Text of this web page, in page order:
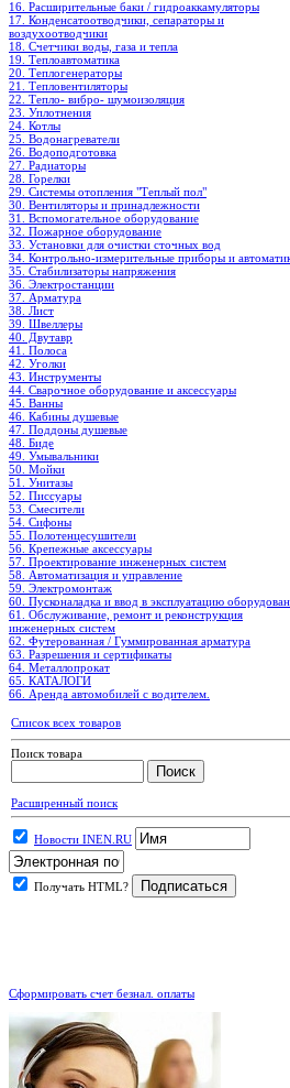
16. Расширительные баки / гидроаккамуляторы
17. Конденсатоотводчики, сепараторы и
воздухоотводчики
18. Счетчики воды, газа и тепла
19. Теплоавтоматика
20. Теплогенераторы
21. Тепловентиляторы
22. Тепло- вибро- шумоизоляция
23. Уплотнения
24. Котлы
25. Водонагреватели
26. Водоподготовка
27. Радиаторы
28. Горелки
29. Системы отопления "Теплый пол"
30. Вентиляторы и принадлежности
31. Вспомогательное оборудование
32. Пожарное оборудование
33. Установки для очистки сточных вод
34. Контрольно-измерительные приборы и
35. Стабилизаторы напряжения
36. Электростанции
37. Арматура
38. Лист
39. Швеллеры
40. Двутавр
41. Полоса
42. Уголки
43. Инструменты
44. Сварочное оборудование и аксессуары
45. Ванны
46. Кабины душевые
47. Поддоны душевые
48. Биде
49. Умывальники
50. Мойки
51. Унитазы
52. Писсуары
53. Смесители
54. Сифоны
55. Полотенцесушители
56. Крепежные аксессуары
57. Проектирование инженерных систем
58. Автоматизация и управление
59. Электромонтаж
60. Пусконаладка и ввод в эксплуатацию
61. Обслуживание, ремонт и реконструкция
инженерных систем
62. Футерованная / Гуммированная арматура
63. Разрешения и сертификаты
64. Металлопрокат
65. КАТАЛОГИ
66. Аренда автомобилей с водителем.
Список всех товаров
Поиск товара
Расширенный поиск
Новости INEN.RU
Получать HTML?
Сформировать счет безнал. оплаты